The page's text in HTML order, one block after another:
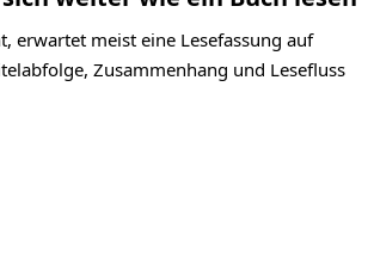
erwartet meist eine Lesefassung auf
Zusammenhang und Lesefluss